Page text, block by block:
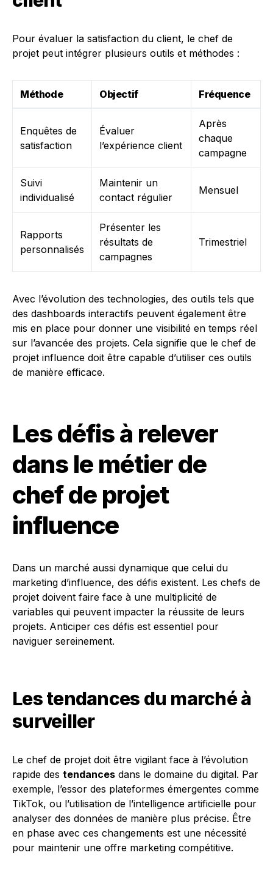
Pour évaluer la satisfaction du client, le chef de
projet peut intégrer plusieurs outils et méthodes :
Méthode Objectif Fréquence
Enquêtes de
satisfaction
Évaluer
l’expérience client
Après
chaque
campagne
Suivi
individualisé
Maintenir un
contact régulier
Mensuel
Rapports
personnalisés
Présenter les
résultats de
campagnes
Trimestriel
Avec l’évolution des technologies, des outils tels que
des dashboards interactifs peuvent également être
mis en place pour donner une visibilité en temps réel
sur l’avancée des projets. Cela signifie que le chef de
projet influence doit être capable d’utiliser ces outils
de manière efficace.
Les défis à relever
dans le métier de
chef de projet
influence
Dans un marché aussi dynamique que celui du
marketing d’influence, des défis existent. Les chefs de
projet doivent faire face à une multiplicité de
variables qui peuvent impacter la réussite de leurs
projets. Anticiper ces défis est essentiel pour
naviguer sereinement.
Les tendances du marché à
surveiller
Le chef de projet doit être vigilant face à l’évolution
rapide des tendances dans le domaine du digital. Par
exemple, l’essor des plateformes émergentes comme
TikTok, ou l’utilisation de l’intelligence artificielle pour
analyser des données de manière plus précise. Être
en phase avec ces changements est une nécessité
pour maintenir une offre marketing compétitive.